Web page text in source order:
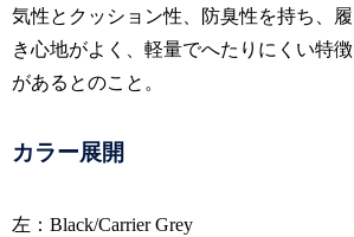
気性とクッション性、防臭性を持ち、履
き心地がよく、軽量でへたりにくい特徴
があるとのこと。
カラー展開
左：Black/Carrier Grey